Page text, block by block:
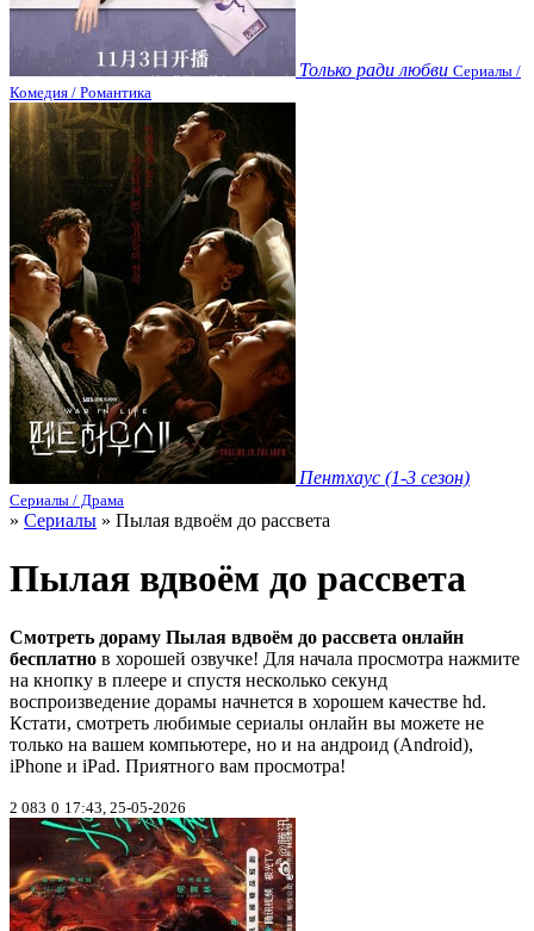
Только ради любви Сериалы /
Комедия / Романтика
Пентхаус (1-3 сезон)
Сериалы / Драма
» Сериалы » Пылая вдвоём до рассвета
Пылая вдвоём до рассвета
Смотреть дораму Пылая вдвоём до рассвета онлайн
бесплатно в хорошей озвучке! Для начала просмотра нажмите
на кнопку в плеере и спустя несколько секунд
воспроизведение дорамы начнется в хорошем качестве hd.
Кстати, смотреть любимые сериалы онлайн вы можете не
только на вашем компьютере, но и на андроид (Android),
iPhone и iPad. Приятного вам просмотра!
2 083 0 17:43, 25-05-2026